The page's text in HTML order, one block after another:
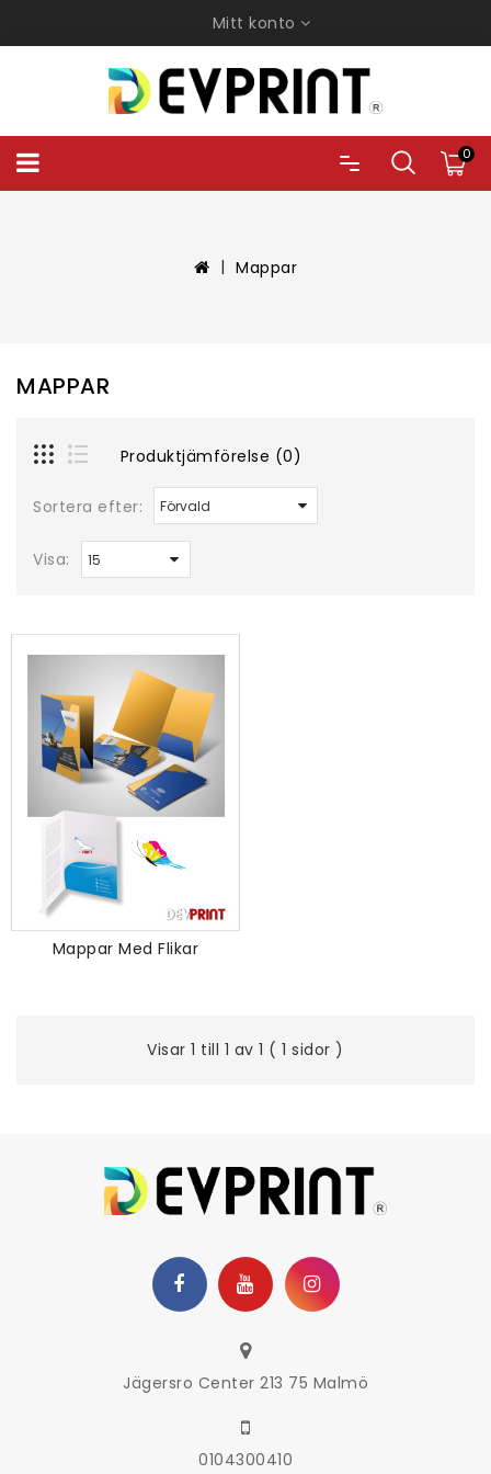
Mitt konto
0
Mappar
MAPPAR
Produktjämförelse (0)
Sortera efter:
Visa:
Mappar Med Flikar
Visar 1 till 1 av 1 ( 1 sidor )
Jägersro Center 213 75 Malmö
0104300410